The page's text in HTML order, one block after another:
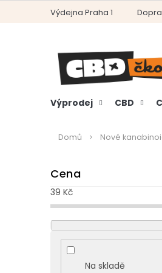
Výdejna Praha 1
Výprodej CBD
Domů Nové
o
s
t
r
a
Cena
39 Kč
Na skladě